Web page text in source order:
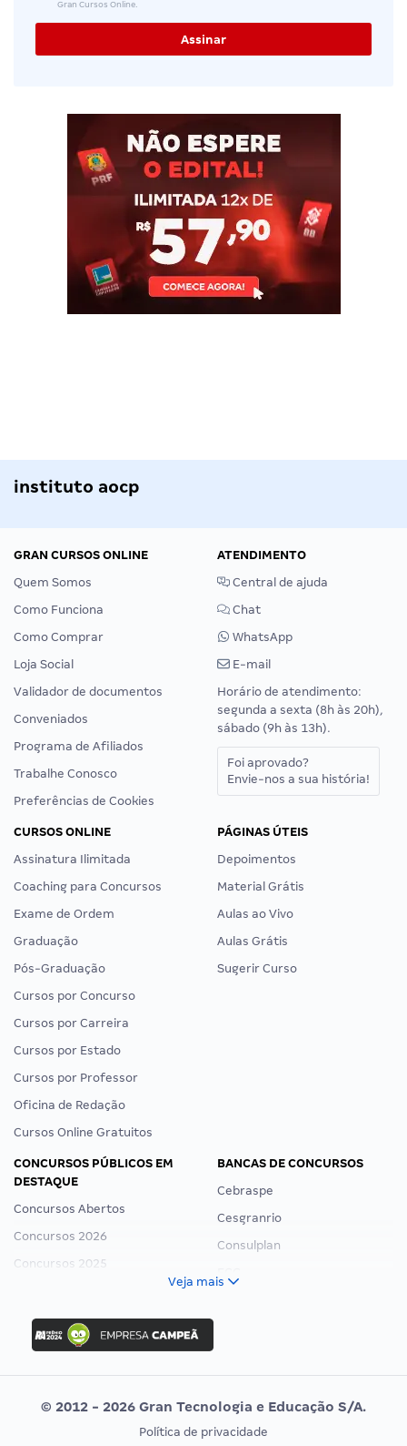
Gran Cursos Online.
instituto aocp
GRAN CURSOS ONLINE
Quem Somos
Como Funciona
Como Comprar
Loja Social
Validador de documentos
Conveniados
Programa de Afiliados
Trabalhe Conosco
Preferências de Cookies
ATENDIMENTO
Central de ajuda
Chat
WhatsApp
E-mail
Horário de atendimento:
segunda a sexta (8h às 20h),
sábado (9h às 13h).
Foi aprovado?
Envie-nos a sua história!
CURSOS ONLINE
Assinatura Ilimitada
Coaching para Concursos
Exame de Ordem
Graduação
Pós-Graduação
Cursos por Concurso
Cursos por Carreira
Cursos por Estado
Cursos por Professor
Oficina de Redação
Cursos Online Gratuitos
PÁGINAS ÚTEIS
Depoimentos
Material Grátis
Aulas ao Vivo
Aulas Grátis
Sugerir Curso
CONCURSOS PÚBLICOS EM
DESTAQUE
Concursos Abertos
Concursos 2026
Concursos 2025
Concurso Ibama
Concurso MPU
Editais publicados
BANCAS DE CONCURSOS
Cebraspe
Cesgranrio
Consulplan
Vunesp
CONCURSOS POR PROFISSÃO EXAME DE ORDEM
Veja mais
© 2012 - 2026 Gran Tecnologia e Educação S/A.
Política de privacidade